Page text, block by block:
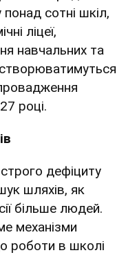
сотні шкіл,
ліцеї,
навчальних та
році.
дефіциту
шляхів, як
більше людей.
механізми
роботи в школі